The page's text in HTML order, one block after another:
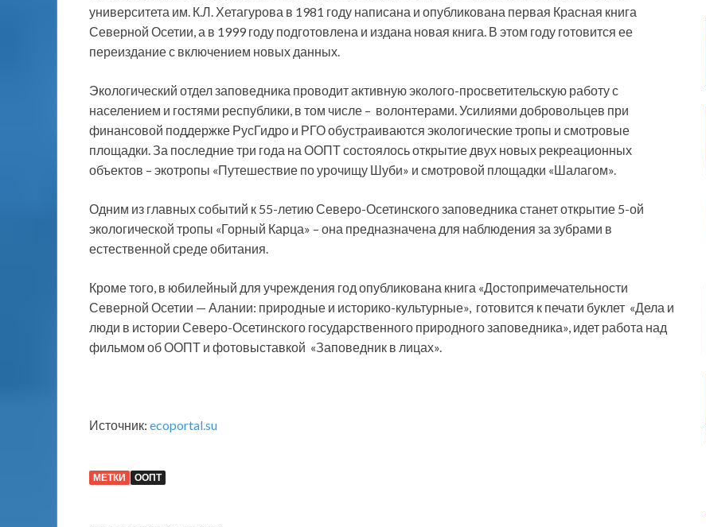
университета им. К.Л. Хетагурова в 1981 году написана и опубликована первая Красная книга
Северной Осетии, а в 1999 году подготовлена и издана новая книга. В этом году готовится ее
переиздание с включением новых данных.
Экологический отдел заповедника проводит активную эколого-просветительскую работу с
населением и гостями республики, в том числе – волонтерами. Усилиями добровольцев при
финансовой поддержке РусГидро и РГО обустраиваются экологические тропы и смотровые
площадки. За последние три года на ООПТ состоялось открытие двух новых рекреационных
объектов – экотропы «Путешествие по урочищу Шуби» и смотровой площадки «Шалагом».
Одним из главных событий к 55-летию Северо-Осетинского заповедника станет открытие 5-ой
экологической тропы «Горный Карца» – она предназначена для наблюдения за зубрами в
естественной среде обитания.
Кроме того, в юбилейный для учреждения год опубликована книга «Достопримечательности
Северной Осетии — Алании: природные и историко-культурные», готовится к печати буклет «Дела и
люди в истории Северо-Осетинского государственного природного заповедника», идет работа над
фильмом об ООПТ и фотовыставкой «Заповедник в лицах».
Источник: ecoportal.su
МЕТКИ ООПТ